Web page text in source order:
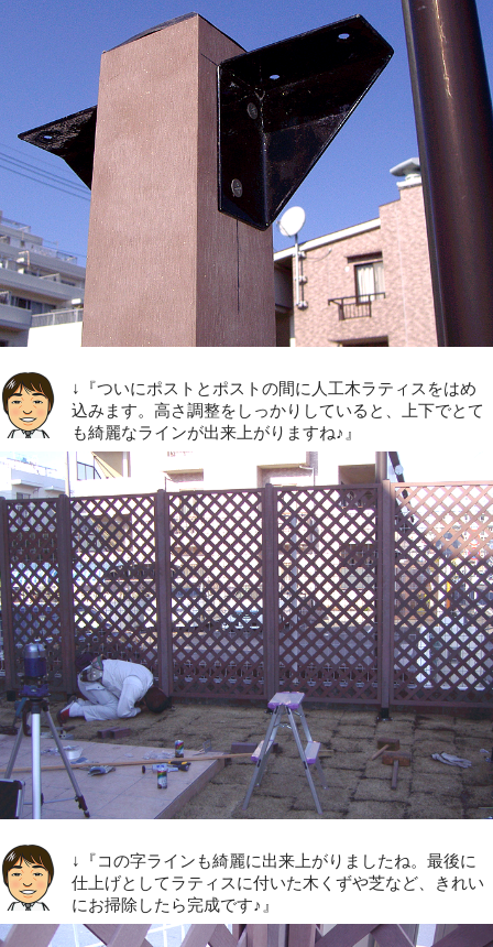
↓『ついにポストとポストの間に人工木ラティスをはめ
込みます。高さ調整をしっかりしていると、上下でとて
も綺麗なラインが出来上がりますね♪』
↓『コの字ラインも綺麗に出来上がりましたね。最後に
仕上げとしてラティスに付いた木くずや芝など、きれい
にお掃除したら完成です♪』